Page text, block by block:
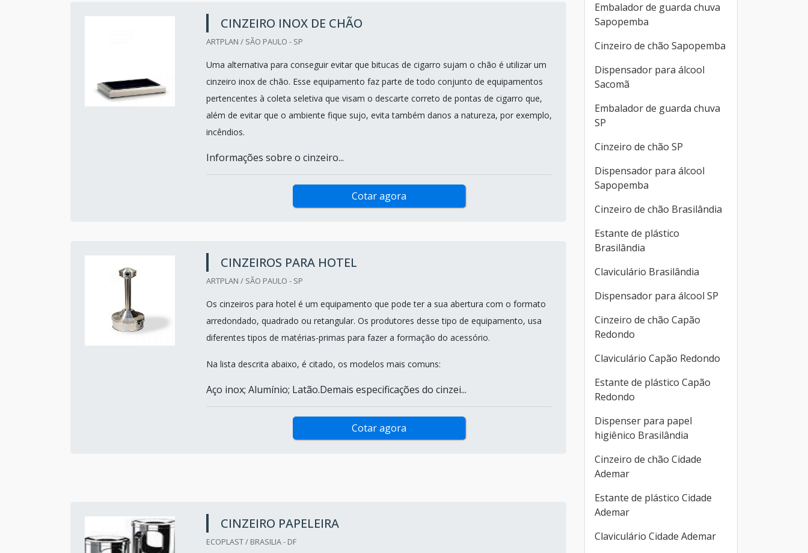
CINZEIRO INOX DE CHÃO
ARTPLAN / SÃO PAULO - SP
Uma alternativa para conseguir evitar que bitucas de cigarro sujam o chão é utilizar um
cinzeiro inox de chão. Esse equipamento faz parte de todo conjunto de equipamentos
pertencentes à coleta seletiva que visam o descarte correto de pontas de cigarro que,
além de evitar que o ambiente fique sujo, evita também danos a natureza, por exemplo,
incêndios.
Informações sobre o cinzeiro...
Cotar agora
CINZEIROS PARA HOTEL
ARTPLAN / SÃO PAULO - SP
Os cinzeiros para hotel é um equipamento que pode ter a sua abertura com o formato
arredondado, quadrado ou retangular. Os produtores desse tipo de equipamento, usa
diferentes tipos de matérias-primas para fazer a formação do acessório.
Na lista descrita abaixo, é citado, os modelos mais comuns:
Aço inox; Alumínio; Latão.Demais especificações do cinzei...
Cotar agora
CINZEIRO PAPELEIRA
ECOPLAST / BRASILIA - DF
Embalador de guarda chuva
Sapopemba
Cinzeiro de chão Sapopemba
Dispensador para álcool
Sacomã
Embalador de guarda chuva
SP
Cinzeiro de chão SP
Dispensador para álcool
Sapopemba
Cinzeiro de chão Brasilândia
Estante de plástico
Brasilândia
Claviculário Brasilândia
Dispensador para álcool SP
Cinzeiro de chão Capão
Redondo
Claviculário Capão Redondo
Estante de plástico Capão
Redondo
Dispenser para papel
higiênico Brasilândia
Cinzeiro de chão Cidade
Ademar
Estante de plástico Cidade
Ademar
Claviculário Cidade Ademar